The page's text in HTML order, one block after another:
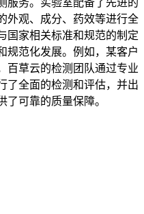
外观、成分、药效等进行全
国家相关标准和规范的制定
规范化发展。例如，某客户
百草云的检测团队通过专业
了全面的检测和评估，并出
可靠的质量保障。